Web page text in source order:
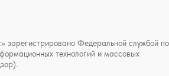
зарегистрировано Федеральной службой по
технологий и массовых